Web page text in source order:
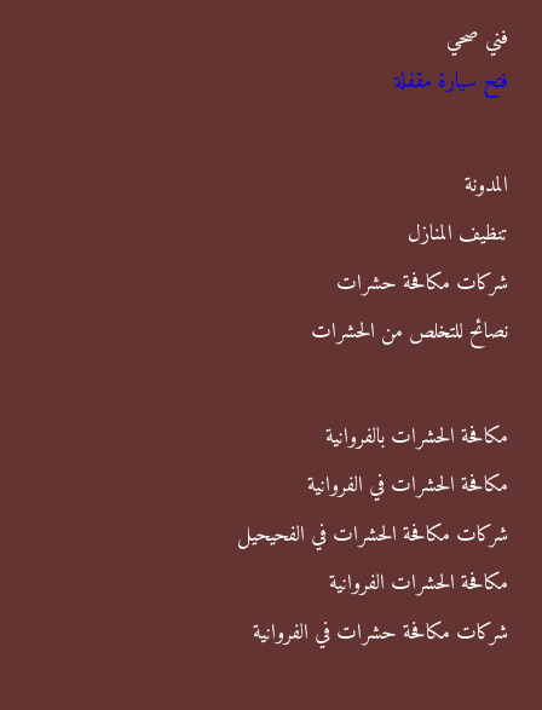
ح
ث
ن
فني صحي
فتح سيارة مقفلة
المدونة
تنظيف المنازل
شركات مكافحة حشرات
نصائح للتخلص من الحشرات
مكافحة الحشرات بالفروانية
مكافحة الحشرات في الفروانية
شركات مكافحة الحشرات في الفحيحيل
مكافحة الحشرات الفروانية
شركات مكافحة حشرات في الفروانية